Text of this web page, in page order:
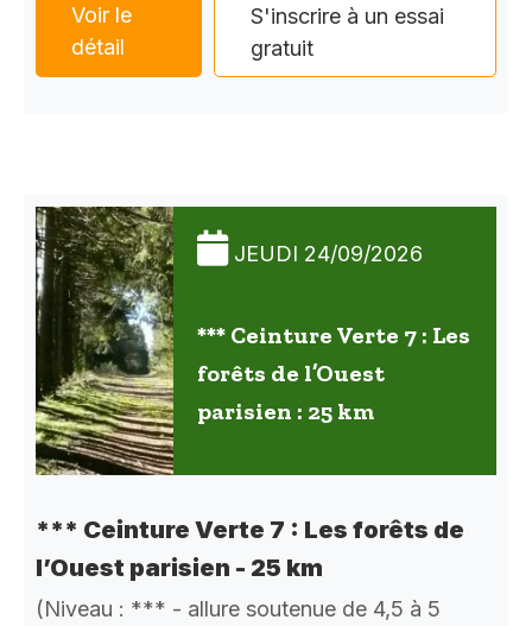
Voir le
détail
S'inscrire à un essai
gratuit
JEUDI 24/09/2026
*** Ceinture Verte 7 : Les
forêts de l’Ouest
parisien : 25 km
*** Ceinture Verte 7 : Les forêts de
l’Ouest parisien - 25 km
(Niveau : *** - allure soutenue de 4,5 à 5